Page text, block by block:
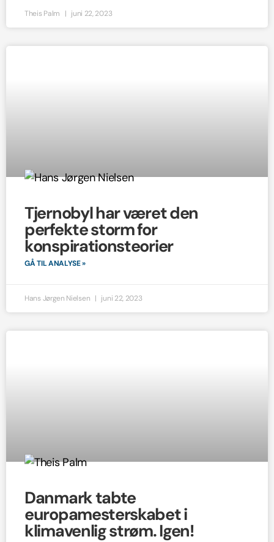
Theis Palm juni 22, 2023
Tjernobyl har været den
perfekte storm for
konspirationsteorier
GÅ TIL ANALYSE »
Hans Jørgen Nielsen juni 22, 2023
Danmark tabte
europamesterskabet i
klimavenlig strøm. Igen!